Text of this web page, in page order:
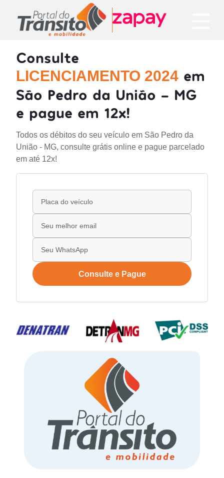
Consulte
LICENCIAMENTO 2024 em
São Pedro da União - MG
e pague em 12x!
Todos os débitos do seu veículo em São Pedro da
União - MG, consulte grátis online e pague parcelado
em até 12x!
Consulte e Pague